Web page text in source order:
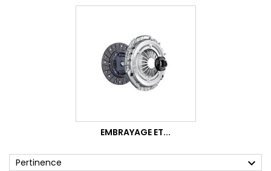
EMBRAYAGE ET...
Pertinence expand_more